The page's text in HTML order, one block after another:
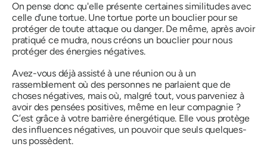
On pense donc qu'elle présente certaines similitudes avec
celle d'une tortue. Une tortue porte un bouclier pour se
protéger de toute attaque ou danger. De même, après avoir
pratiqué ce mudra, nous créons un bouclier pour nous
protéger des énergies négatives.
Avez-vous déjà assisté à une réunion ou à un
rassemblement où des personnes ne parlaient que de
choses négatives, mais où, malgré tout, vous parveniez à
avoir des pensées positives, même en leur compagnie ?
C’est grâce à votre barrière énergétique. Elle vous protège
des influences négatives, un pouvoir que seuls quelques-
uns possèdent.